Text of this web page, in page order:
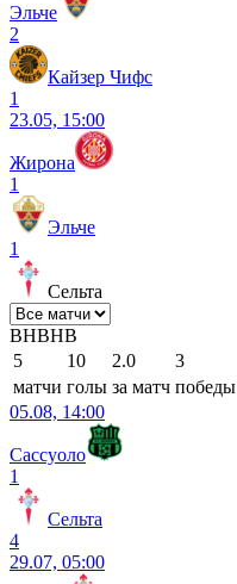
Эльче
2
Кайзер Чифс
1
23.05, 15:00
Жирона
1
Эльче
1
Сельта
ВНВНВ
5
10 2.0 3
матчи голы за матч победы
05.08, 14:00
Сассуоло
1
Сельта
4
29.07, 05:00